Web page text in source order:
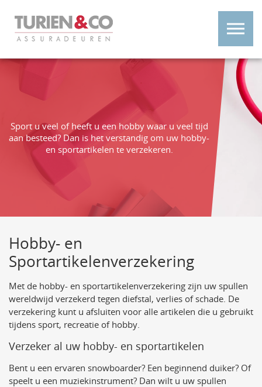
Sport u veel of heeft u een hobby waar u veel tijd
aan besteed? Dan is het verstandig om uw hobby-
en sportartikelen te verzekeren.
Hobby- en
Sportartikelenverzekering
Met de hobby- en sportartikelenverzekering zijn uw spullen
wereldwijd verzekerd tegen diefstal, verlies of schade. De
verzekering kunt u afsluiten voor alle artikelen die u gebruikt
tijdens sport, recreatie of hobby.
Verzeker al uw hobby- en sportartikelen
Bent u een ervaren snowboarder? Een beginnend duiker? Of
speelt u een muziekinstrument? Dan wilt u uw spullen